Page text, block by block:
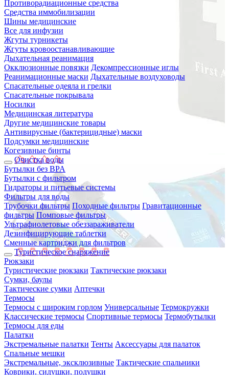
Противорадиационные средства
Средства иммобилизации
Шины медицинские
Все для инфузии
Жгуты турникеты
Жгуты кровоостанавливающие
Дыхательная реанимация
Окклюзионные повязки Декомпрессионные иглы
Реанимационные маски Дыхательные воздуховоды
Спасательные одеяла и грелки
Спасательные покрывала
Носилки
Медицинская литература
Другие медицинские товары
Антивирусные (бактерицидные) маски
Подсумки медицинские
Когезивные бинты
Очистка воды
Бутылки без BPA
Бутылки с фильтром
Гидраторы и питьевые системы
Фильтры для воды
Трубочки фильтры Походные фильтры Гравитационные
фильтры Помповые фильтры
Ультрафиолетовые обеззараживатели
Дезинфицирующие таблетки
Сменные картриджи для фильтров
Туристическое снаряжение
Рюкзаки
Туристические рюкзаки Тактические рюкзаки
Сумки, баулы
Тактические сумки Аптечки
Термосы
Термосы с широким горлом Универсальные Термокружки
Классические термосы Спортивные термосы Термобутылки
Термосы для еды
Палатки
Экстремальные палатки Тенты Аксессуары для палаток
Спальные мешки
Экстремальные, эксклюзивные Тактические спальники
Коврики, сидушки, подушки